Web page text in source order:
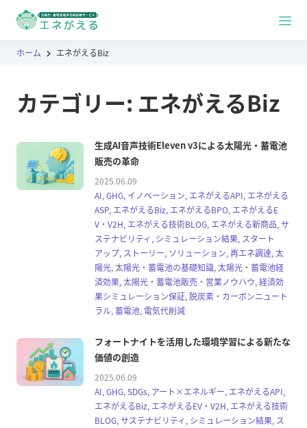
ホーム エネがえるBiz
カテゴリー: エネがえるBiz
生成AI音声技術Eleven v3による太陽光・蓄電池
販売の革命
2025.06.09
AI, GHG, イノベーション, エネがえるAPI, エネがえる
ASP, エネがえるBiz, エネがえるBPO, エネがえるE
V・V2H, エネがえる技術BLOG, エネがえる新商品, サ
ステナビリティ, シミュレーション結果, スタート
アップ, ストーリー, ソリューション, 再エネ調達, 太
陽光, 太陽光・蓄電池の基礎知識, 太陽光・蓄電池経
済効果, 太陽光・蓄電池販売・営業ノウハウ, 経済効
果シミュレーション保証, 脱炭素・カーボンニュート
ラル, 蓄電池, 電気代削減
フォートナイトを活用した環境学習による新たな
価値の創造
2025.06.09
AI, GHG, SDGs, アート×エネルギー, エネがえるAPI,
エネがえるBiz, エネがえるEV・V2H, エネがえる技術
BLOG, サステナビリティ, シミュレーション結果, ス